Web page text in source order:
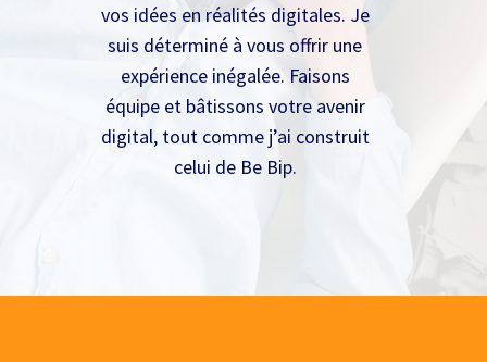
vos idées en réalités digitales. Je
suis déterminé à vous offrir une
expérience inégalée. Faisons
équipe et bâtissons votre avenir
digital, tout comme j’ai construit
celui de Be Bip.